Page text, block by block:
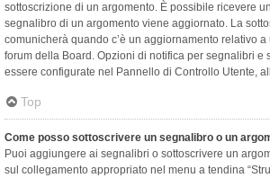
sottoscrizione di un argomento. È possibile ricevere
segnalibro di un argomento viene aggiornato. La
comunicherà quando c’è un aggiornamento relativo
forum della Board. Opzioni di notifica per segnalibri e
essere configurate nel Pannello di Controllo Utente,
Top
Come posso sottoscrivere un segnalibro o un
Puoi aggiungere ai segnalibri o sottoscrivere un
sul collegamento appropriato nel menu a tendina